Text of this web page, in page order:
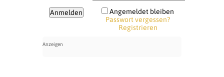
Angemeldet bleiben
Passwort vergessen?
Registrieren